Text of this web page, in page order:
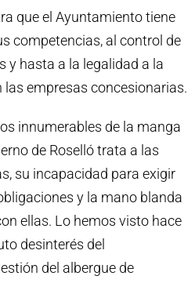
que el Ayuntamiento tiene
competencias, al control de
y hasta a la legalidad a la
las empresas concesionarias.
innumerables de la manga
de Roselló trata a las
su incapacidad para exigir
y la mano blanda
ellas. Lo hemos visto hace
desinterés del
del albergue de